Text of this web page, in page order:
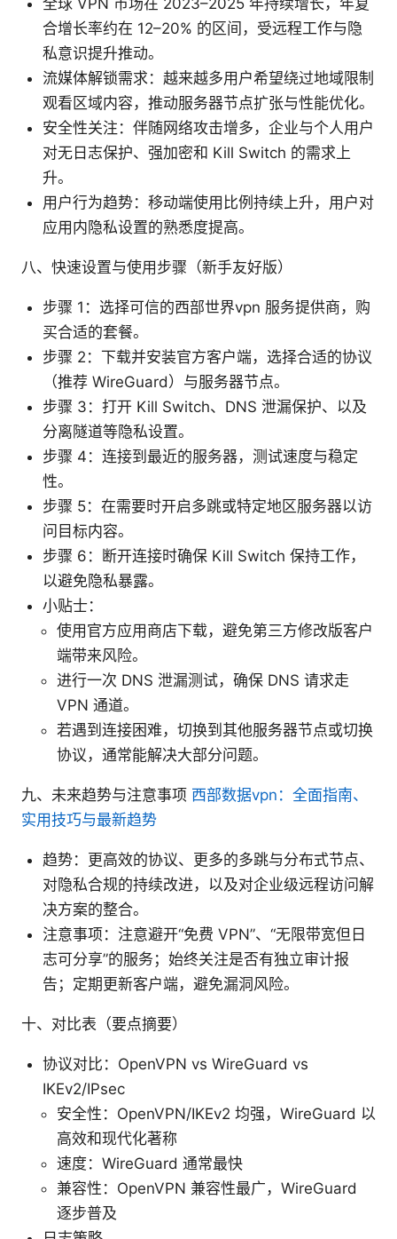
合增长率约在 12–20% 的区间，受远程工作与隐
私意识提升推动。
流媒体解锁需求：越来越多用户希望绕过地域限制
观看区域内容，推动服务器节点扩张与性能优化。
安全性关注：伴随网络攻击增多，企业与个人用户
对无日志保护、强加密和 Kill Switch 的需求上
升。
用户行为趋势：移动端使用比例持续上升，用户对
应用内隐私设置的熟悉度提高。
八、快速设置与使用步骤（新手友好版）
步骤 1：选择可信的西部世界vpn 服务提供商，购
买合适的套餐。
步骤 2：下载并安装官方客户端，选择合适的协议
（推荐 WireGuard）与服务器节点。
步骤 3：打开 Kill Switch、DNS 泄漏保护、以及
分离隧道等隐私设置。
步骤 4：连接到最近的服务器，测试速度与稳定
性。
步骤 5：在需要时开启多跳或特定地区服务器以访
问目标内容。
步骤 6：断开连接时确保 Kill Switch 保持工作，
以避免隐私暴露。
小贴士：
使用官方应用商店下载，避免第三方修改版客户
端带来风险。
进行一次 DNS 泄漏测试，确保 DNS 请求走
VPN 通道。
若遇到连接困难，切换到其他服务器节点或切换
协议，通常能解决大部分问题。
九、未来趋势与注意事项 西部数据vpn：全面指南、
实用技巧与最新趋势
趋势：更高效的协议、更多的多跳与分布式节点、
对隐私合规的持续改进，以及对企业级远程访问解
决方案的整合。
注意事项：注意避开“免费 VPN”、“无限带宽但日
志可分享”的服务；始终关注是否有独立审计报
告；定期更新客户端，避免漏洞风险。
十、对比表（要点摘要）
协议对比：OpenVPN vs WireGuard vs
IKEv2/IPsec
安全性：OpenVPN/IKEv2 均强，WireGuard 以
高效和现代化著称
速度：WireGuard 通常最快
兼容性：OpenVPN 兼容性最广，WireGuard
逐步普及